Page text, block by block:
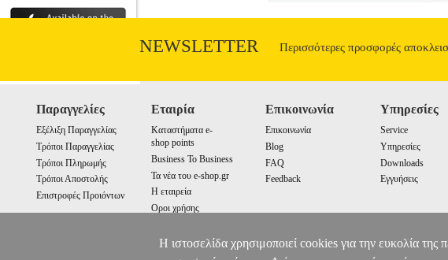
NEWSLETTER Περισσότερες προσφορές
Παραγγελίες
Εξέλιξη Παραγγελίας
Τρόποι Παραγγελίας
Τρόποι Πληρωμής
Τρόποι Αποστολής
Επιστροφές Προιόντων
Εταιρία
Καταστήματα e-
shop points
Business To Business
Τα νέα του e-shop.gr
Η εταιρεία
Οροι χρήσης
Επικοινωνία
Επικοινωνία
Blog
FAQ
Feedback
Υπηρεσίες
Service
Υπηρεσίες
Downloads
Εγγυήσεις
Η ιστοσελίδα χρησιμοποιεί cookies για την ευκολία